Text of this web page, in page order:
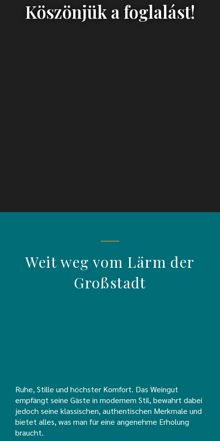
Köszönjük a foglalást!
Weit weg vom Lärm der
Großstadt
Ruhe, Stille und höchster Komfort. Das Weingut
empfängt seine Gäste in modernem Stil, bewahrt dabei
jedoch seine klassischen, authentischen Merkmale und
bietet alles, was man für eine angenehme Erholung
braucht.